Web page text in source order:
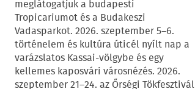
meglátogatjuk a budapesti
Tropicariumot és a Budakeszi
Vadasparkot. 2026. szeptember 5–6.
történelem és kultúra úticél nyílt nap a
varázslatos Kassai-völgybe és egy
kellemes kaposvári városnézés. 2026.
szeptember 21–24. az Őrségi Tökfesztivál